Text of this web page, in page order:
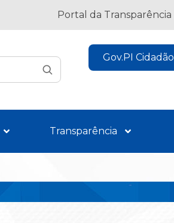
Portal da Transparência
Gov.PI Cidadão
Transparência